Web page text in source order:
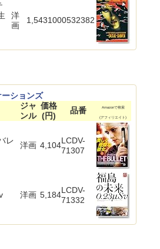
洋
画
1,5431000532382
ションズ
ジャ
ンル
価格
(円)
品番 Amazonで検索
(アフィリエイト)
レ
洋画 4,104LCDV-
71307
洋画 5,184LCDV-
71332